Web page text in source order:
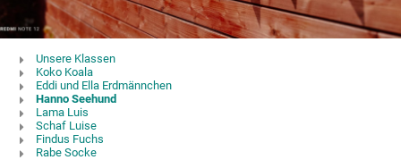
Blick
ins
Klassenzimmer
Unsere Klassen
Koko Koala
Eddi und Ella Erdmännchen
Hanno Seehund
Lama Luis
Schaf Luise
Findus Fuchs
Rabe Socke